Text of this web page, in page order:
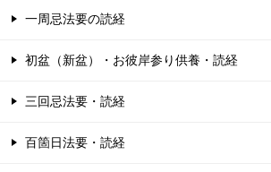
一周忌法要の読経
初盆（新盆）・お彼岸参り供養・読経
三回忌法要・読経
百箇日法要・読経